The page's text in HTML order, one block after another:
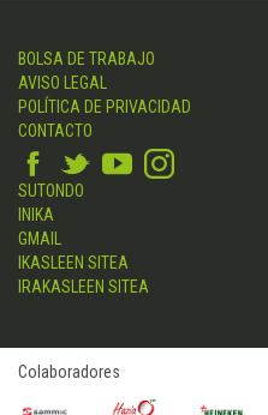
BOLSA DE TRABAJO
AVISO LEGAL
POLÍTICA DE PRIVACIDAD
CONTACTO
SUTONDO
INIKA
GMAIL
IKASLEEN SITEA
IRAKASLEEN SITEA
Colaboradores